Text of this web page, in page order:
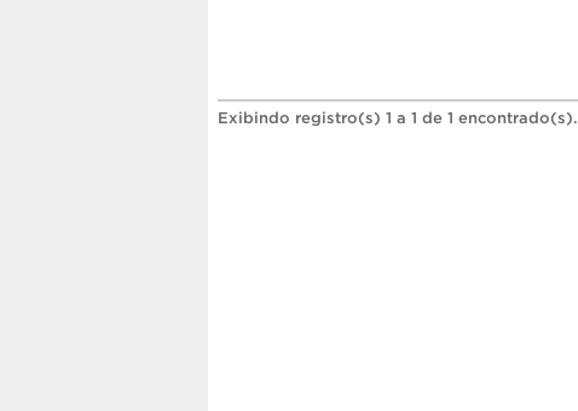
Exibindo registro(s) 1 a 1 de 1 encontrado(s).